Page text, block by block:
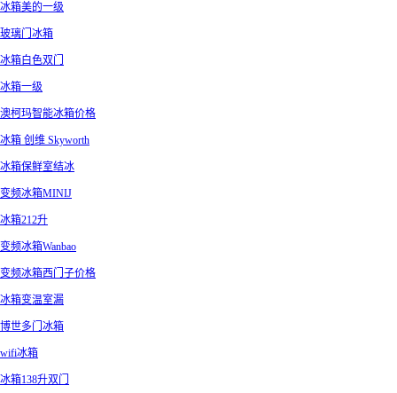
冰箱美的一级
玻璃门冰箱
冰箱白色双门
冰箱一级
澳柯玛智能冰箱价格
冰箱 创维 Skyworth
冰箱保鲜室结冰
变频冰箱MINIJ
冰箱212升
变频冰箱Wanbao
变频冰箱西门子价格
冰箱变温室漏
博世多门冰箱
wifi冰箱
冰箱138升双门